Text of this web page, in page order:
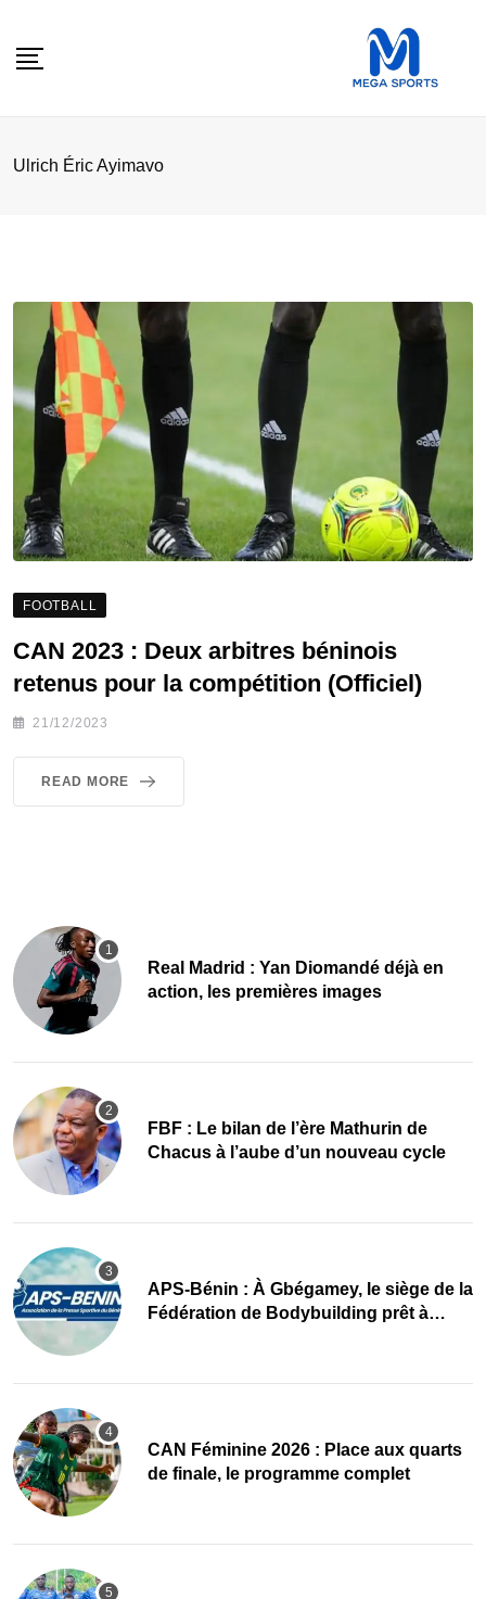
Ulrich Éric Ayimavo
FOOTBALL
CAN 2023 : Deux arbitres béninois
retenus pour la compétition (Officiel)
21/12/2023
READ MORE
Real Madrid : Yan Diomandé déjà en
action, les premières images
FBF : Le bilan de l’ère Mathurin de
Chacus à l’aube d’un nouveau cycle
APS-Bénin : À Gbégamey, le siège de la
Fédération de Bodybuilding prêt à
CAN Féminine 2026 : Place aux quarts
de finale, le programme complet